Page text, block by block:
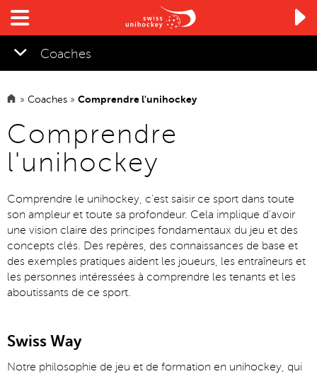

Coaches
» Coaches » Comprendre l'unihockey
Comprendre
l'unihockey
Comprendre le unihockey, c'est saisir ce sport dans toute
son ampleur et toute sa profondeur. Cela implique d'avoir
une vision claire des principes fondamentaux du jeu et des
concepts clés. Des repères, des connaissances de base et
des exemples pratiques aident les joueurs, les entraîneurs et
les personnes intéressées à comprendre les tenants et les
aboutissants de ce sport.
Swiss Way
Notre philosophie de jeu et de formation en unihockey, qui